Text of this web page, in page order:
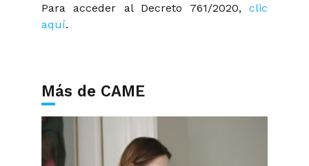
Para acceder al Decreto 761/2020,clic
aquí.
Más de CAME